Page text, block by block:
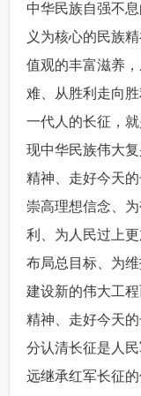
中华民族自强不
义为核心的民族
值观的丰富滋养
难、从胜利走向
一代人的长征，
现中华民族伟大
精神、走好今天
崇高理想信念、
利、为人民过上
布局总目标、为
建设新的伟大工
精神、走好今天
分认清长征是人
远继承红军长征